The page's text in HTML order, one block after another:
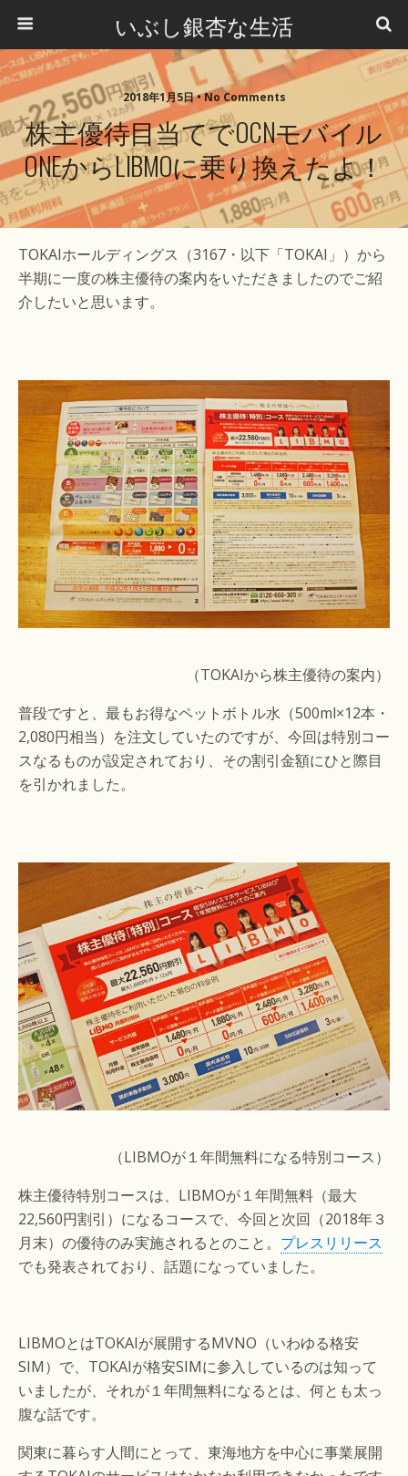
いぶし銀杏な生活
2018年1月5日 •No Comments
株主優待目当てでOCNモバイル
ONEからLIBMOに乗り換えたよ！
TOKAIホールディングス（3167・以下「TOKAI」）から
半期に一度の株主優待の案内をいただきましたのでご紹
介したいと思います。
（TOKAIから株主優待の案内）
普段ですと、最もお得なペットボトル水（500ml×12本・
2,080円相当）を注文していたのですが、今回は特別コー
スなるものが設定されており、その割引金額にひと際目
を引かれました。
（LIBMOが１年間無料になる特別コース）
株主優待特別コースは、LIBMOが１年間無料（最大
22,560円割引）になるコースで、今回と次回（2018年３
月末）の優待のみ実施されるとのこと。 プレスリリース
でも発表されており、話題になっていました。
LIBMOとはTOKAIが展開するMVNO（いわゆる格安
SIM）で、TOKAIが格安SIMに参入しているのは知って
いましたが、それが１年間無料になるとは、何とも太っ
腹な話です。
関東に暮らす人間にとって、東海地方を中心に事業展開